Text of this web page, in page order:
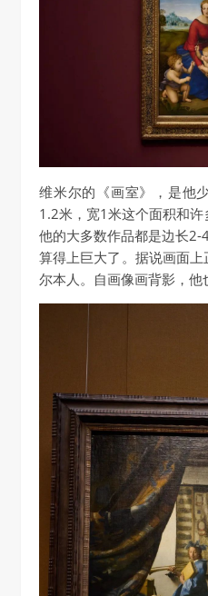
维米尔的《画室》，是他
1.2米，宽1米这个面积和
他的大多数作品都是边长
算得上巨大了。据说画面
尔本人。自画像画背影，他